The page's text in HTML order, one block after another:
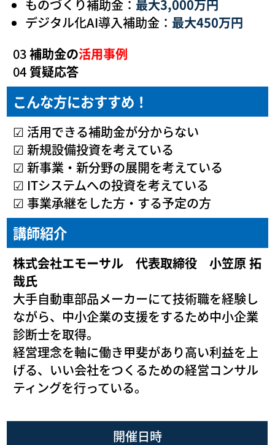
ものづくり補助金： 最大3,000万円
デジタル化AI導入補助金： 最大450万円
03補助金の活用事例
04 質疑応答
こんな方におすすめ！
☑ 活用できる補助金が分からない
☑ 新規設備投資を考えている
☑ 新事業・新分野の展開を考えている
☑ ITシステムへの投資を考えている
☑ 事業承継をした方・する予定の方
講師紹介
株式会社エモーサル 代表取締役 小笠原 拓
哉氏
大手自動車部品メーカーにて技術職を経験し
ながら、中小企業の支援をするため中小企業
診断士を取得。
経営理念を軸に働き甲斐があり高い利益を上
げる、いい会社をつくるための経営コンサル
ティングを行っている。
開催日時